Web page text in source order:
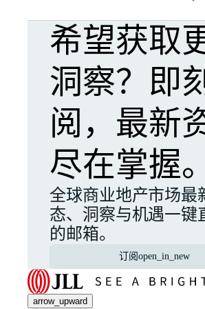
希望获取
洞察？即
阅，最新
尽在掌握。
全球商业地产市场最
态、洞察与机遇一键
的邮箱。
订阅 open_in_new
arrow_upward